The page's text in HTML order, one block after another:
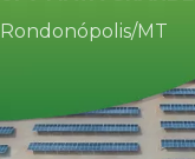
Rondonópolis/MT